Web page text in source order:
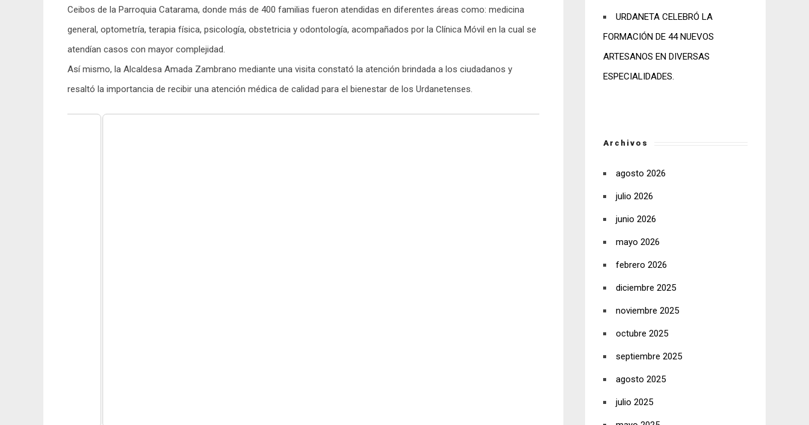
Ceibos de la Parroquia Catarama, donde más de 400 familias fueron atendidas en diferentes áreas como: medicina
general, optometría, terapia física, psicología, obstetricia y odontología, acompañados por la Clínica Móvil en la cual se
atendían casos con mayor complejidad.
Así mismo, la Alcaldesa Amada Zambrano mediante una visita constató la atención brindada a los ciudadanos y
resaltó la importancia de recibir una atención médica de calidad para el bienestar de los Urdanetenses.
URDANETA CELEBRÓ LA
FORMACIÓN DE 44 NUEVOS
ARTESANOS EN DIVERSAS
ESPECIALIDADES.
Archivos
agosto 2026
julio 2026
junio 2026
mayo 2026
febrero 2026
diciembre 2025
noviembre 2025
octubre 2025
septiembre 2025
agosto 2025
julio 2025